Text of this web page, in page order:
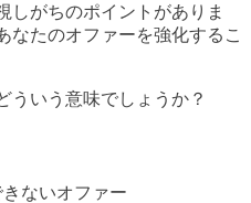
しがちのポイントがありま
なたのオファーを強化するこ
ういう意味でしょうか？
ないオファー